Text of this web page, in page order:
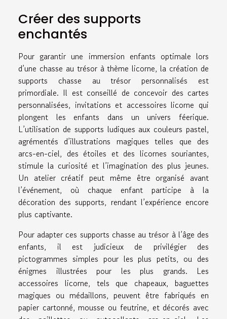
Créer des supports
enchantés
Pour garantir une immersion enfants optimale lors
d’une chasse au trésor à thème licorne, la création de
supports chasse au trésor personnalisés est
primordiale. Il est conseillé de concevoir des cartes
personnalisées, invitations et accessoires licorne qui
plongent les enfants dans un univers féerique.
L’utilisation de supports ludiques aux couleurs pastel,
agrémentés d’illustrations magiques telles que des
arcs-en-ciel, des étoiles et des licornes souriantes,
stimule la curiosité et l’imagination des plus jeunes.
Un atelier créatif peut même être organisé avant
l’événement, où chaque enfant participe à la
décoration des supports, rendant l’expérience encore
plus captivante.
Pour adapter ces supports chasse au trésor à l’âge des
enfants, il est judicieux de privilégier des
pictogrammes simples pour les plus petits, ou des
énigmes illustrées pour les plus grands. Les
accessoires licorne, tels que chapeaux, baguettes
magiques ou médaillons, peuvent être fabriqués en
papier cartonné, mousse ou feutrine, et décorés avec